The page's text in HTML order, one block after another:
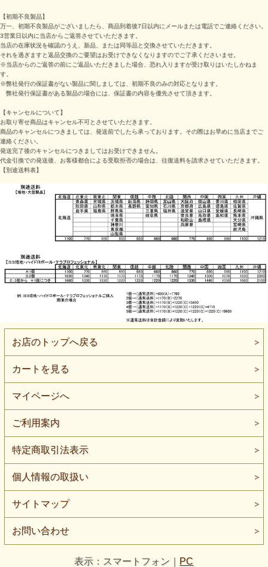
【初期不良製品】
万一、初期不良製品がございましたら、商品到着後7日以内にメールまたは電話でご連絡ください。
3営業日以内に当店からご返答させていただきます。
当店の在庫状況を確認のうえ、新品、または同等品と交換させていただきます。
それを過ぎますと返品交換のご要望はお受けできなくなりますのでご了承くださいませ。
※当店からのご返答の前にご返品いただきました場合、恐れ入りますが受け取りはいたしかねま
す。
※弊社発行の保証書がない製品に関しましては、初期不良のみの対応となります。
弊社発行保証書がある製品の場合には、保証書の内容を優先させて頂きます。
【キャンセルについて】
お取り寄せ商品はキャンセル不可とさせていただきます。
商品のキャンセルにつきましては、発送前でしたら承っております。その際はお早めに当店までご
連絡ください。
発送完了後のキャンセルにつきましてはお受けできません。
代金引換での発送後、お客様都合による受取拒否の場合は、往復送料を請求させていただきます。
【別途送料表】
お店のトップへ戻る
カートを見る
マイページへ
ご利用案内
特定商取引法表示
個人情報の取扱い
サイトマップ
お問い合わせ
表示：スマートフォン｜ PC